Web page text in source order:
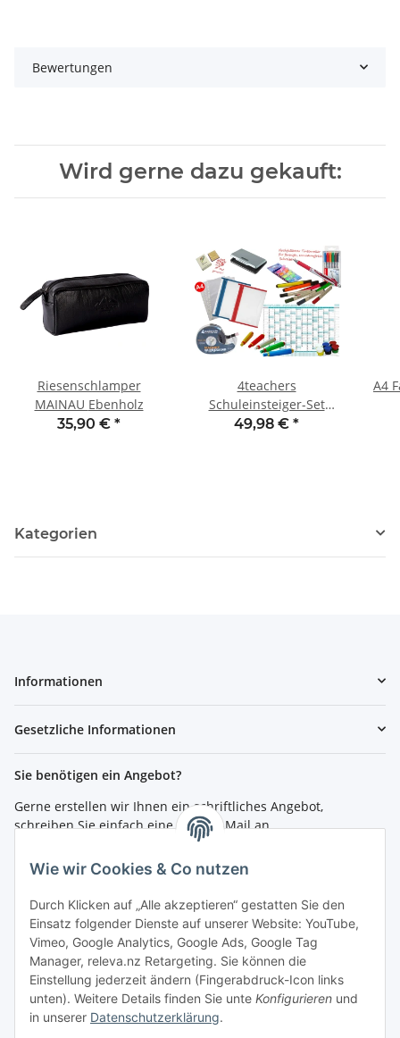
Bewertungen
Wird gerne dazu gekauft:
Riesenschlamper
MAINAU Ebenholz
35,90 € *
4teachers
Schuleinsteiger-Set
ohne Schulplaner
49,98 € *
A4
Kategorien
Informationen
Gesetzliche Informationen
Sie benötigen ein Angebot?
Gerne erstellen wir Ihnen ein schriftliches Angebot,
schreiben Sie einfach eine kurze E-Mail an
Bestellen per Fax oder Tel:
Tel.: 0261 / 50089561
Fax: 0261 / 50089555
So erreichen Sie uns
Shop.4teachers.de
Maximinstraße 1
56072 Koblenz
Wie wir Cookies & Co nutzen
Durch Klicken auf „Alle akzeptieren“ gestatten Sie den
Einsatz folgender Dienste auf unserer Website: YouTube,
Vimeo, Google Analytics, Google Ads, Google Tag
Manager, releva.nz Retargeting. Sie können die
Einstellung jederzeit ändern (Fingerabdruck-Icon links
unten). Weitere Details finden Sie unte Konfigurieren und
in unserer Datenschutzerklärung.